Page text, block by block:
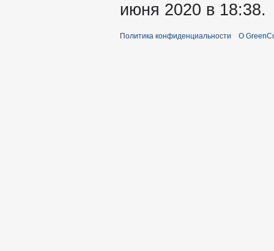
июня 2020 в 18:38.
Политика конфиденциальности О